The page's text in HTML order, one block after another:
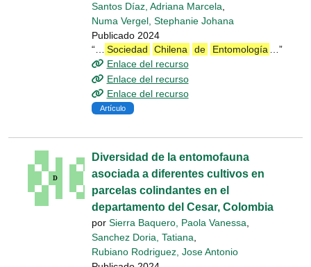
Santos Díaz, Adriana Marcela
Numa Vergel, Stephanie Johana
Publicado 2024
“…
Sociedad Chilena de Entomología
…”
Enlace del recurso
Enlace del recurso
Enlace del recurso
Artículo
Diversidad de la entomofauna
asociada a diferentes cultivos en
parcelas colindantes en el
departamento del Cesar, Colombia
por Sierra Baquero, Paola Vanessa
Sanchez Doria, Tatiana
Rubiano Rodriguez, Jose Antonio